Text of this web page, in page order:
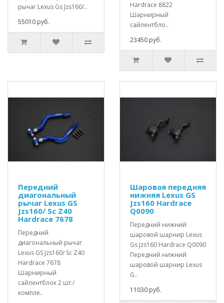
рычаг Lexus Gs Jzs160/..
55010 руб.
Hardrace 8822
Шарнирный
сайлентбло..
23450 руб.
Передний
диагональный
рычаг Lexus GS
Jzs160/ Sc Z40
Hardrace 7678
Передний
диагональный рычаг
Lexus GS Jzs160/ Sc Z40
Hardrace 7678
Шарнирный
сайлентблок 2 шт./
компле..
Шаровая передняя
нижняя Lexus GS
Jzs160 Hardrace
Q0090
Передний нижний
шаровой шарнир Lexus
Gs Jzs160 Hardrace Q0090
Передний нижний
шаровой шарнир Lexus
G..
11030 руб.